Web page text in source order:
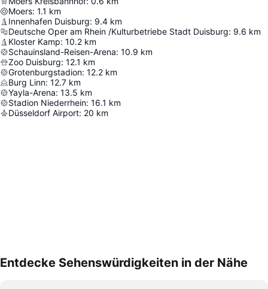
Moers: 1.1 km
Innenhafen Duisburg: 9.4 km
Deutsche Oper am Rhein /Kulturbetriebe Stadt Duisburg: 9.6 km
Kloster Kamp: 10.2 km
Schauinsland-Reisen-Arena: 10.9 km
Zoo Duisburg: 12.1 km
Grotenburgstadion: 12.2 km
Burg Linn: 12.7 km
Yayla-Arena: 13.5 km
Stadion Niederrhein: 16.1 km
Düsseldorf Airport: 20 km
Entdecke Sehenswürdigkeiten in der Nähe